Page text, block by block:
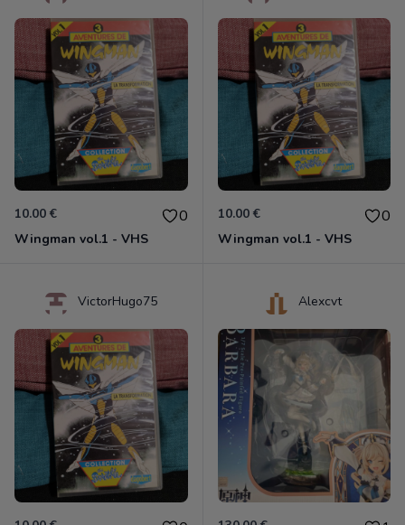
10.00 € 0
Wingman vol.1 - VHS
10.00 € 0
Wingman vol.1 - VHS
VictorHugo75 Alexcvt